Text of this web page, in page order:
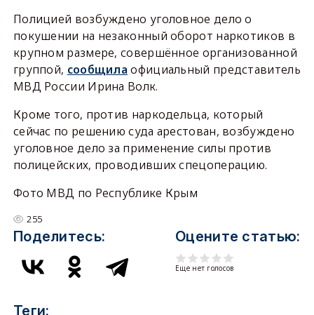
Полицией возбуждено уголовное дело о
покушении на незаконный оборот наркотиков в
крупном размере, совершённое организованной
группой, сообщила официальный представитель
МВД России Ирина Волк.
Кроме того, против наркодельца, который
сейчас по решению суда арестован, возбуждено
уголовное дело за применение силы против
полицейских, проводивших спецоперацию.
Фото МВД по Республике Крым
255
Поделитесь: Оцените статью:
Еще нет голосов
Теги: